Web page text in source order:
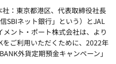
：東京都港区、代表取締役社長
SBIネット銀行」という）とJAL
ント・ポート株式会社は、より
をご利用いただくために、2022年
外貨定期預金キャンペーン」